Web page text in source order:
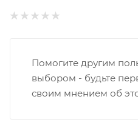
Помогите другим
выбором - будьте
своим мнением об